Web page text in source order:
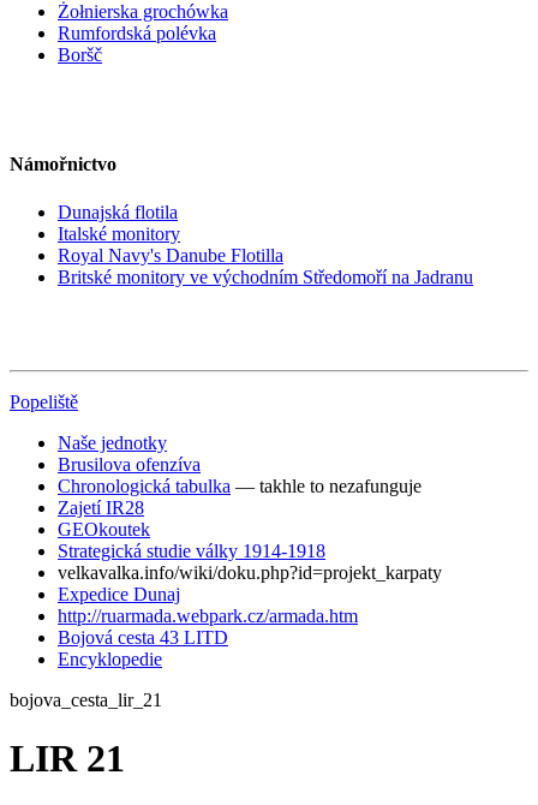
Żołnierska grochówka
Rumfordská polévka
Boršč
Námořnictvo
Dunajská flotila
Italské monitory
Royal Navy's Danube Flotilla
Britské monitory ve východním Středomoří na Jadranu
Popeliště
Naše jednotky
Brusilova ofenzíva
Chronologická tabulka — takhle to nezafunguje
Zajetí IR28
GEOkoutek
Strategická studie války 1914-1918
velkavalka.info/wiki/doku.php?id=projekt_karpaty
Expedice Dunaj
http://ruarmada.webpark.cz/armada.htm
Bojová cesta 43 LITD
Encyklopedie
bojova_cesta_lir_21
LIR 21